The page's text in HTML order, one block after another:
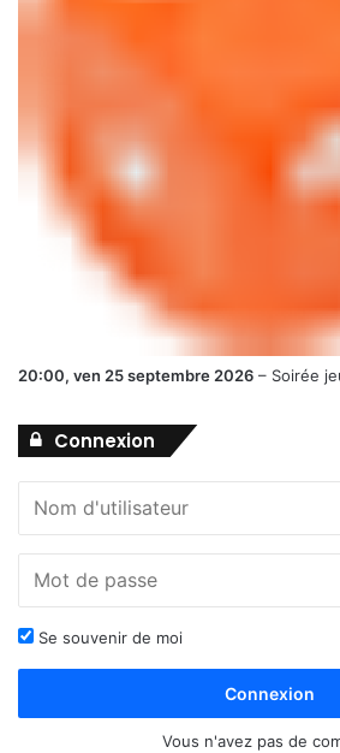
20:00, ven 25 septembre 2026 – Soirée
Connexion
Se souvenir de moi
Connexion
Vous n'avez pas de